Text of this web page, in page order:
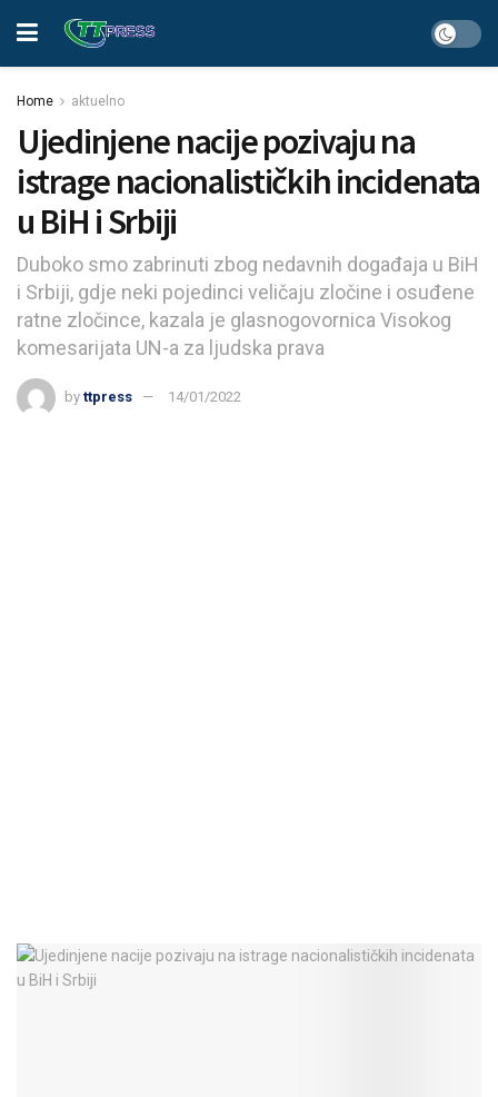
Home aktuelno
Ujedinjene nacije pozivaju na
istrage nacionalističkih incidenata
u BiH i Srbiji
Duboko smo zabrinuti zbog nedavnih događaja u BiH
i Srbiji, gdje neki pojedinci veličaju zločine i osuđene
ratne zločince, kazala je glasnogovornica Visokog
komesarijata UN-a za ljudska prava
by ttpress 14/01/2022